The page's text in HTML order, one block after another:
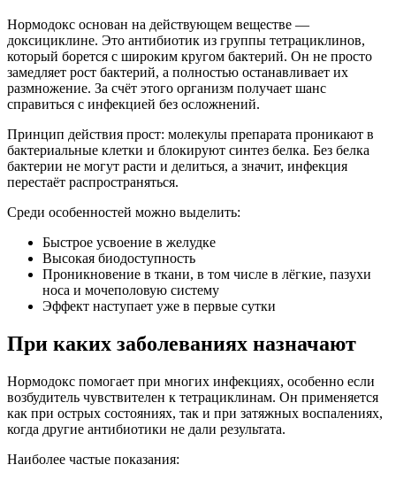
Нормодокс основан на действующем веществе —
доксициклине. Это антибиотик из группы тетрациклинов,
который борется с широким кругом бактерий. Он не просто
замедляет рост бактерий, а полностью останавливает их
размножение. За счёт этого организм получает шанс
справиться с инфекцией без осложнений.
Принцип действия прост: молекулы препарата проникают в
бактериальные клетки и блокируют синтез белка. Без белка
бактерии не могут расти и делиться, а значит, инфекция
перестаёт распространяться.
Среди особенностей можно выделить:
Быстрое усвоение в желудке
Высокая биодоступность
Проникновение в ткани, в том числе в лёгкие, пазухи
носа и мочеполовую систему
Эффект наступает уже в первые сутки
При каких заболеваниях назначают
Нормодокс помогает при многих инфекциях, особенно если
возбудитель чувствителен к тетрациклинам. Он применяется
как при острых состояниях, так и при затяжных воспалениях,
когда другие антибиотики не дали результата.
Наиболее частые показания: